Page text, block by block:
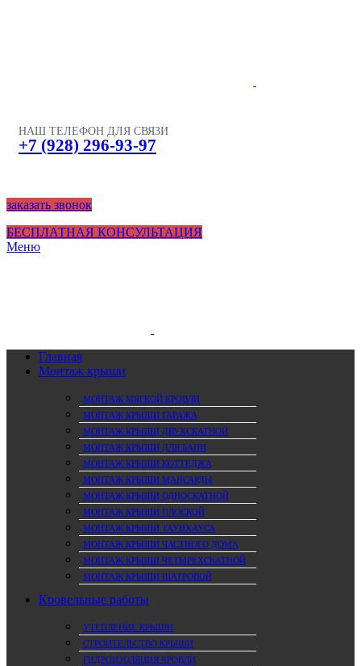
НАШ ТЕЛЕФОН ДЛЯ СВЯЗИ
+7 (928) 296-93-97
заказать звонок
БЕСПЛАТНАЯ КОНСУЛЬТАЦИЯ
Меню
Главная
Монтаж крыши
МОНТАЖ МЯГКОЙ КРОВЛИ
МОНТАЖ КРЫШИ ГАРАЖА
МОНТАЖ КРЫШИ ДВУХСКАТНОЙ
МОНТАЖ КРЫШИ ДЛЯ БАНИ
МОНТАЖ КРЫШИ КОТТЕДЖА
МОНТАЖ КРЫШИ МАНСАРДЫ
МОНТАЖ КРЫШИ ОДНОСКАТНОЙ
МОНТАЖ КРЫШИ ПЛОСКОЙ
МОНТАЖ КРЫШИ ТАУНХАУСА
МОНТАЖ КРЫШИ ЧАСТНОГО ДОМА
МОНТАЖ КРЫШИ ЧЕТЫРЕХСКАТНОЙ
МОНТАЖ КРЫШИ ШАТРОВОЙ
Кровельные работы
УТЕПЛЕНИЕ КРЫШИ
СТРОИТЕЛЬСТВО КРЫШИ
ГИДРОИЗОЛЯЦИЯ КРОВЛИ